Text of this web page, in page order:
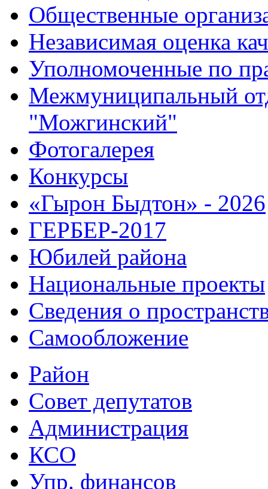
Общественные
Независимая оценка
Уполномоченные по
Межмуниципальный
"Можгинский"
Фотогалерея
Конкурсы
«Гырон Быдтон» - 2026
ГЕРБЕР-2017
Юбилей района
Национальные проекты
Сведения о
Самообложение
Район
Совет депутатов
Администрация
КСО
Упр. финансов